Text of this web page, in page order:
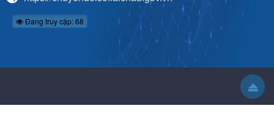
Đang truy cập: 68